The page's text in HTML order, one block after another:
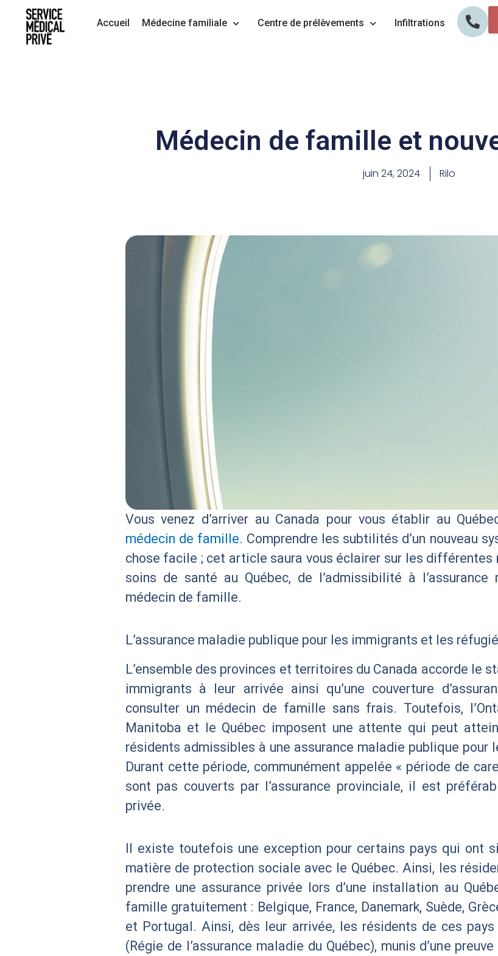
contenu
Accueil Médecine familiale Centre de prélèvements Infiltrations
Médecin de famille et
juin 24, 2024 Rilo
Vous venez d’arriver au Canada pour vous établir au
médecin de famille. Comprendre les subtilités d’un nouveau
chose facile ; cet article saura vous éclairer sur les différentes
soins de santé au Québec, de l’admissibilité à l’assurance
médecin de famille.
L’assurance maladie publique pour les immigrants et les
L’ensemble des provinces et territoires du Canada accorde le
immigrants à leur arrivée ainsi qu’une couverture
consulter un médecin de famille sans frais. Toutefois,
Manitoba et le Québec imposent une attente qui peut
résidents admissibles à une assurance maladie publique pour
Durant cette période, communément appelée « période de
sont pas couverts par l’assurance provinciale, il est
privée.
Il existe toutefois une exception pour certains pays qui ont
matière de protection sociale avec le Québec. Ainsi, les
prendre une assurance privée lors d’une installation au
famille gratuitement : Belgique, France, Danemark, Suède,
et Portugal. Ainsi, dès leur arrivée, les résidents de ces
(Régie de l’assurance maladie du Québec), munis d’une